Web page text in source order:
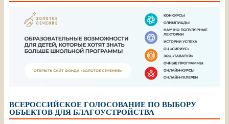
ВСЕРОССИЙСКОЕ ГОЛОСОВАНИЕ ПО ВЫБОРУ
ОБЪЕКТОВ ДЛЯ БЛАГОУСТРОЙСТВА